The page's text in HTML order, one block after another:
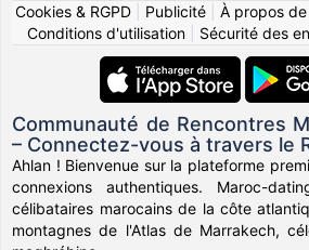
Cookies & RGPD
Publicité À propos
Conditions d'utilisation| Sécurité des
Communauté de Rencontres
– Connectez-vous à travers le
Ahlan ! Bienvenue sur la plateforme
connexions authentiques. Maroc-
célibataires marocains de la côte
montagnes de l'Atlas de Marrakech,